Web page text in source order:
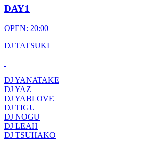
DAY1
OPEN: 20:00
DJ TATSUKI
DJ YANATAKE
DJ YAZ
DJ YABLOVE
DJ TIGU
DJ NOGU
DJ LEAH
DJ TSUHAKO